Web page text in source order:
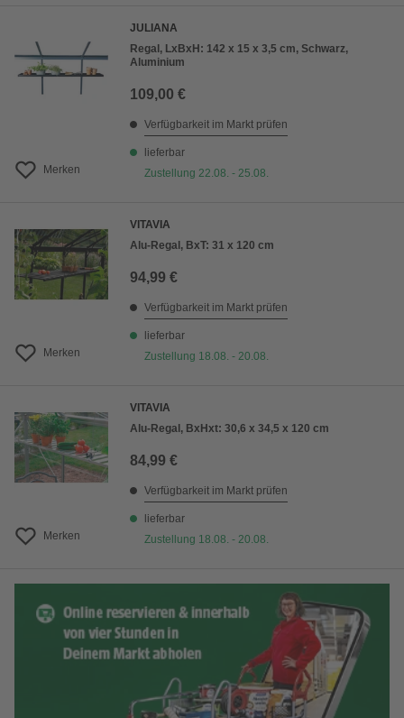
Merken
JULIANA
Regal, LxBxH: 142 x 15 x 3,5 cm, Schwarz,
Aluminium
109,00 €
Verfügbarkeit im Markt prüfen
lieferbar
Zustellung 22.08. - 25.08.
Merken
VITAVIA
Alu-Regal, BxT: 31 x 120 cm
94,99 €
Verfügbarkeit im Markt prüfen
lieferbar
Zustellung 18.08. - 20.08.
Merken
VITAVIA
Alu-Regal, BxHxt: 30,6 x 34,5 x 120 cm
84,99 €
Verfügbarkeit im Markt prüfen
lieferbar
Zustellung 18.08. - 20.08.